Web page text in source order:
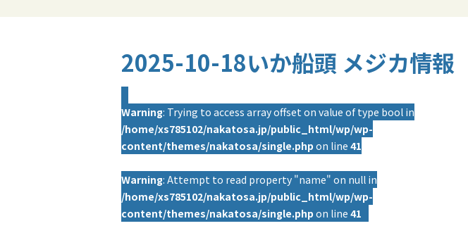
2025-10-18いか船頭 メジカ情報
Warning: Trying to access array offset on value of type bool in
/home/xs785102/nakatosa.jp/public_html/wp/wp-
content/themes/nakatosa/single.php on line 41
Warning: Attempt to read property "name" on null in
/home/xs785102/nakatosa.jp/public_html/wp/wp-
content/themes/nakatosa/single.php on line 41